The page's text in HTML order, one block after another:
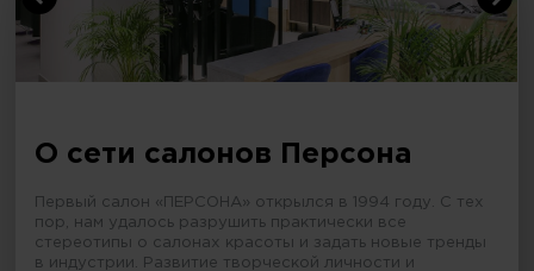
О сети салонов Персона
Первый салон «ПЕРСОНА» открылся в 1994 году. С тех
пор, нам удалось разрушить практически все
стереотипы о салонах красоты и задать новые тренды
в индустрии. Развитие творческой личности и